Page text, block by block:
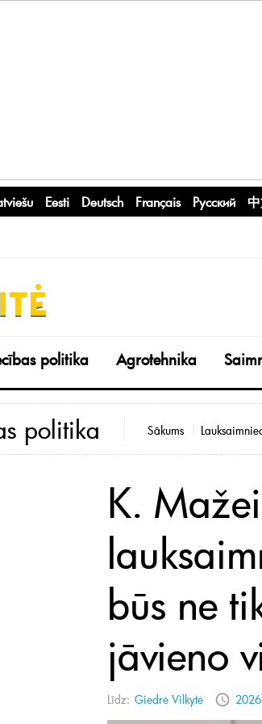
Eesti Deutsch Français Русский
politika Agrotehnika
politika Sākums
K.
būs ne
jāvieno
Līdz: Giedrė Vilkytė